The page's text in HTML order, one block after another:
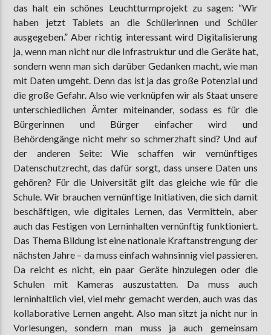
das halt ein schönes Leuchtturmprojekt zu sagen: “Wir
haben jetzt Tablets an die Schülerinnen und Schüler
ausgegeben.” Aber richtig interessant wird Digitalisierung
ja, wenn man nicht nur die Infrastruktur und die Geräte hat,
sondern wenn man sich darüber Gedanken macht, wie man
mit Daten umgeht. Denn das ist ja das große Potenzial und
die große Gefahr. Also wie verknüpfen wir als Staat unsere
unterschiedlichen Ämter miteinander, sodass es für die
Bürgerinnen und Bürger einfacher wird und
Behördengänge nicht mehr so schmerzhaft sind? Und auf
der anderen Seite: Wie schaffen wir vernünftiges
Datenschutzrecht, das dafür sorgt, dass unsere Daten uns
gehören? Für die Universität gilt das gleiche wie für die
Schule. Wir brauchen vernünftige Initiativen, die sich damit
beschäftigen, wie digitales Lernen, das Vermitteln, aber
auch das Festigen von Lerninhalten vernünftig funktioniert.
Das Thema Bildung ist eine nationale Kraftanstrengung der
nächsten Jahre – da muss einfach wahnsinnig viel passieren.
Da reicht es nicht, ein paar Geräte hinzulegen oder die
Schulen mit Kameras auszustatten. Da muss auch
lerninhaltlich viel, viel mehr gemacht werden, auch was das
kollaborative Lernen angeht. Also man sitzt ja nicht nur in
Vorlesungen, sondern man muss ja auch gemeinsam